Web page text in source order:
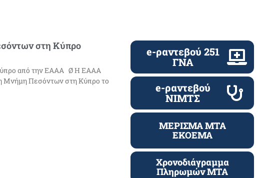
στη Κύπρο
από την ΕΑΑΑ Ø Η ΕΑΑΑ
Μνήμη Πεσόντων στη Κύπρο το
e-ραντεβού 251
ΓΝΑ
e-ραντεβού
ΝΙΜΤΣ
ΜΕΡΙΣΜΑ ΜΤΑ
ΕΚΟΕΜΑ
Χρονοδιάγραμμα
Πληρωμών ΜΤΑ